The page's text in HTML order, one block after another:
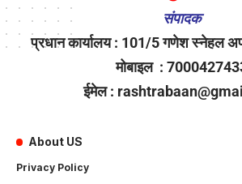
संपादक
प्रधान कार्यालय : 101/5 गणेश स्नेहल
मोबाइल :
ईमेल :
About US
Privacy Policy